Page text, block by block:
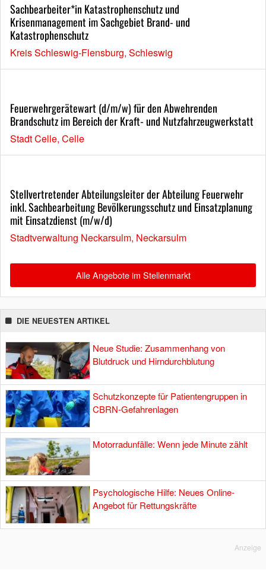
Sachbearbeiter*in Katastrophenschutz und
Krisenmanagement im Sachgebiet Brand- und
Katastrophenschutz
Kreis Schleswig-Flensburg, Schleswig
Feuerwehrgerätewart (d/m/w) für den Abwehrenden
Brandschutz im Bereich der Kraft- und Nutzfahrzeugwerkstatt
Stadt Celle, Celle
Stellvertretender Abteilungsleiter der Abteilung Feuerwehr
inkl. Sachbearbeitung Bevölkerungsschutz und Einsatzplanung
mit Einsatzdienst (m/w/d)
Stadtverwaltung Neckarsulm, Neckarsulm
Alle Angebote im Stellenmarkt
DIE NEUESTEN ARTIKEL
Neue Studie: Zusammenhang von
Blutdruck und Hirndurchblutung
Schutzkonzepte für Patientengruppen in
CBRN-Gefahrenlagen
Motorradunfälle: Wenn jede Minute zählt
Psychologische Hilfe: Neues Online-
Angebot für Rettungskräfte
Anzeige